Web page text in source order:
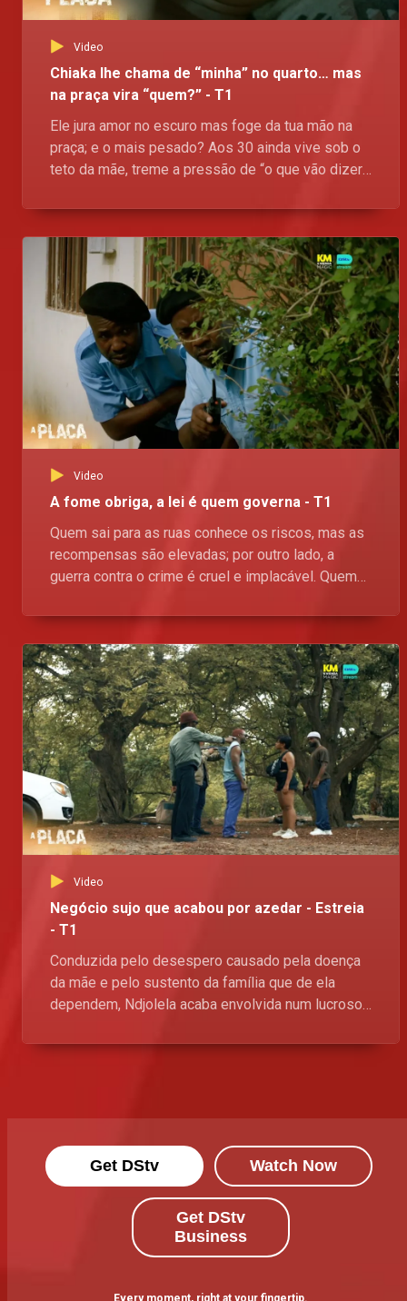
Video
Chiaka lhe chama de “minha” no quarto… mas
na praça vira “quem?” - T1
Ele jura amor no escuro mas foge da tua mão na
praça; e o mais pesado? Aos 30 ainda vive sob o
teto da mãe, treme a pressão de “o que vão dizer."
Carrega no vídeo e vê como essa história bate
bué perto da realidade mwangolé. A Placa,
Domingos, no Kwenda Magic, p.505 da DStv, às
21h30. Esta a pipocar
Video
A fome obriga, a lei é quem governa - T1
Quem sai para as ruas conhece os riscos, mas as
recompensas são elevadas; por outro lado, a
guerra contra o crime é cruel e implacável. Quem
atento a serie - A Placa, Domingos, no Kwenda
Magic, p.505 da DStv, às 21h30. Esta a pipocar
Video
Negócio sujo que acabou por azedar - Estreia
- T1
Conduzida pelo desespero causado pela doença
da mãe e pelo sustento da família que de ela
dependem, Ndjolela acaba envolvida num lucroso
tempo se transforma numa emboscada liderada
Get DStv Watch Now
Get DStv
Business
Every moment, right at your fingertip.